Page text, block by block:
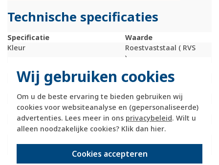
Wij gebruiken cookies
Om u de beste ervaring te bieden gebruiken wij
cookies voor websiteanalyse en (gepersonaliseerde)
advertenties. Lees meer in ons privacybeleid. Wilt u
alleen noodzakelijke cookies? Klik dan hier.
Cookies accepteren
Technische specificaties
Specificatie
Waarde
Kleur
Roestvaststaal ( RVS
)
Model
Enkele wip
Halogeenvrij
Hoogte
55 Millimeter (mm)
Diepte
25 Millimeter (mm)
Gebruik
Schakelaar / drukker
Oppervlaktebescherming
Overig
)